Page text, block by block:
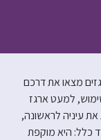
מצאו את דרכם
למעט ארגז
את עיניה לראשונה,
כלל: היא מוקפת